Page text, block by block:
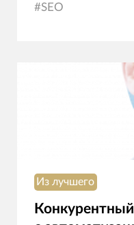
#SEO
Из лучшего